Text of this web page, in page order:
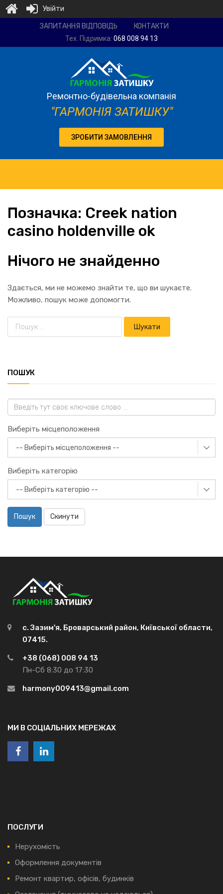
компанія
ЗАПИТАННЯ ВІДПОВІДЬ КОНТАКТИ
Тех. Підримка: 068 008 94 13
Ремонтно-будівельна компанія
"ГАРМОНІЯ ЗАТИШКУ"
ЗРОБИТИ ЗАМОВЛЕННЯ
Позначка: Creek nation
casino holdenville ok
Нічого не знайденно
Здається, ми не можемо знайти те, що ви шукаєте.
Можливо, пошук може допомогти.
ПОШУК
Виберіть місцеположення
Виберіть категорію
Пошук Скинути
с. Зазим'я, Броварський район, Київської области,
07415.
+38 (068) 008 94 13
Пн-Сб 8:30 до 17:30
harmony009413@gmail.com
МИ В СОЦІАЛЬНИХ МЕРЕЖАХ
ПОСЛУГИ
Нерухомість
Оформлення документів
Ремонт квартир, офісів, будинків
Увійти